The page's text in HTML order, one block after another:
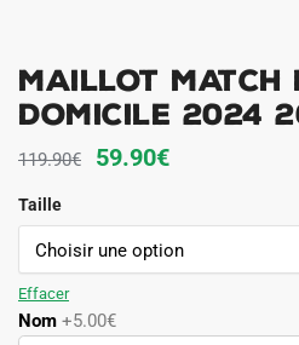
Maillot Match
Domicile 2024
119.90€
Le
initial
était :
59.90€Le
actuel
est :
Taille
Effacer
Nom +5.00€